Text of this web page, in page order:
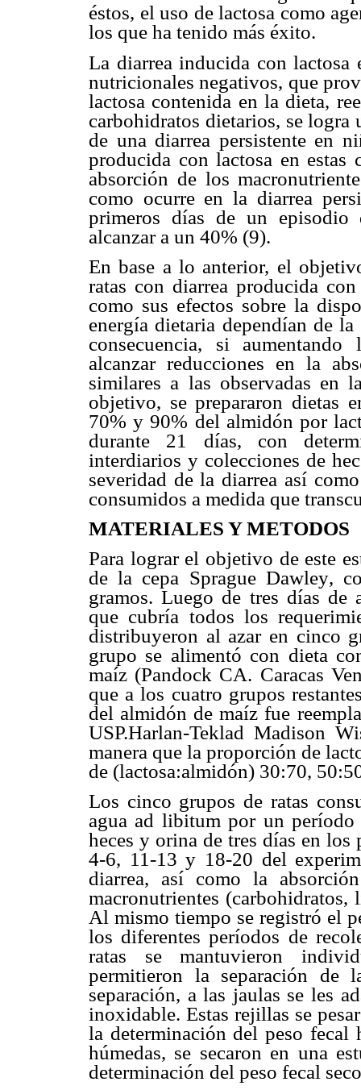
éstos, el uso de lactosa como
los que ha tenido más éxito.
La diarrea inducida con lactosa
nutricionales negativos, que
lactosa contenida en la dieta,
carbohidratos dietarios, se logra
de una diarrea persistente en
producida con lactosa en estas
absorción de los
como ocurre en la diarrea
primeros días de un episodio
alcanzar a un 40% (9).
En base a lo anterior, el
ratas con diarrea producida
como sus efectos sobre la
energía dietaria dependían de
consecuencia, si
alcanzar reducciones en la
similares a las observadas en
objetivo, se prepararon dietas
70% y 90% del almidón por
durante 21 días, con
interdiarios y colecciones de
severidad de la diarrea así
consumidos a medida que
MATERIALES Y METODOS
Para lograr el objetivo de este
de la cepa Sprague
gramos. Luego de tres días de
que cubría todos los
distribuyeron al azar en cinco
grupo se alimentó con dieta
maíz (Pandock CA. Caracas
que a los cuatro grupos
del almidón de maíz fue
USP.Harlan-Teklad Madison
manera que la proporción de
de (lactosa:almidón) 30:70,
Los cinco grupos de ratas
agua ad libitum por un
heces y orina de tres días en
4-6, 11-13 y 18-20 del
diarrea, así como la
macronutrientes
Al mismo tiempo se registró el
los diferentes períodos de
ratas se mantuvieron
permitieron la separación de
separación, a las jaulas se les
inoxidable. Estas rejillas se
la determinación del peso fecal
húmedas, se secaron en una
determinación del peso fecal